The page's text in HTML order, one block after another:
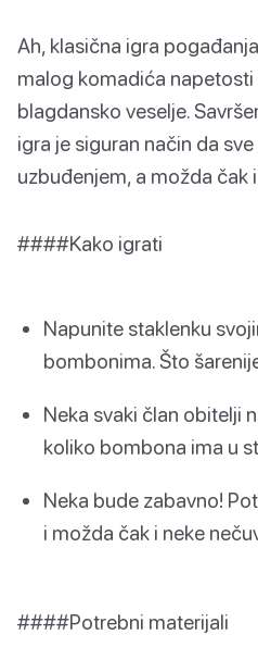
Ah, klasična igra
malog komadića
blagdansko veselje.
igra je siguran način da
uzbuđenjem, a možda čak
####Kako igrati
Napunite staklenku
bombonima. Što
Neka svaki član obitelji
koliko bombona ima u
Neka bude zabavno!
i možda čak i neke
####Potrebni materijali